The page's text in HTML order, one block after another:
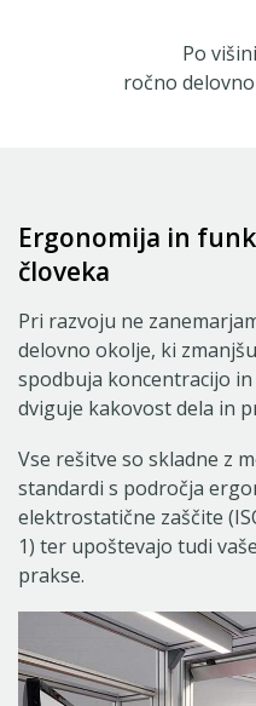
Po
ročno
Ergonomija in
človeka
Pri razvoju ne
delovno okolje, ki
spodbuja koncentracijo
dviguje kakovost dela in
Vse rešitve so skladne z
standardi s področja
elektrostatične zaščite
1) ter upoštevajo tudi
prakse.